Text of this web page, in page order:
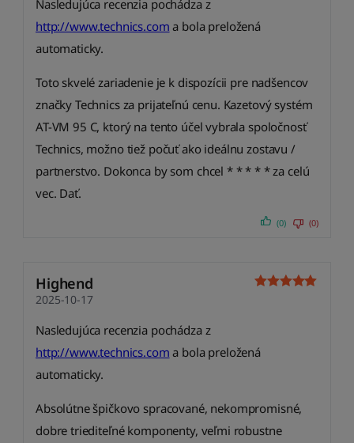
Nasledujúca recenzia pochádza z
http://www.technics.com a bola preložená
automaticky.
Toto skvelé zariadenie je k dispozícii pre nadšencov
značky Technics za prijateľnú cenu. Kazetový systém
AT-VM 95 C, ktorý na tento účel vybrala spoločnosť
Technics, možno tiež počuť ako ideálnu zostavu /
partnerstvo. Dokonca by som chcel * * * * * za celú
vec. Dať.
(0) (0)
Highend
2025-10-17
Nasledujúca recenzia pochádza z
http://www.technics.com a bola preložená
automaticky.
Absolútne špičkovo spracované, nekompromisné,
dobre triediteľné komponenty, veľmi robustne